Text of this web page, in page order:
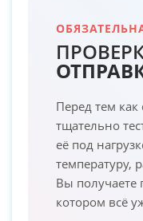
Перед тем как
тщательно
её под
температуру,
Вы получаете
котором всё